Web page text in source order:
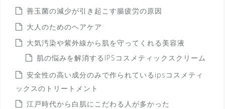
善玉菌の減少が引き起こす腸疲労の原因
大人のためのヘアケア
大気汚染や紫外線から肌を守ってくれる美容液
肌の悩みを解消するIPSコスメティックスクリーム
安全性の高い成分のみで作られているipsコスメティ
ックスのトリートメント
江戸時代から白肌にこだわる人が多かった